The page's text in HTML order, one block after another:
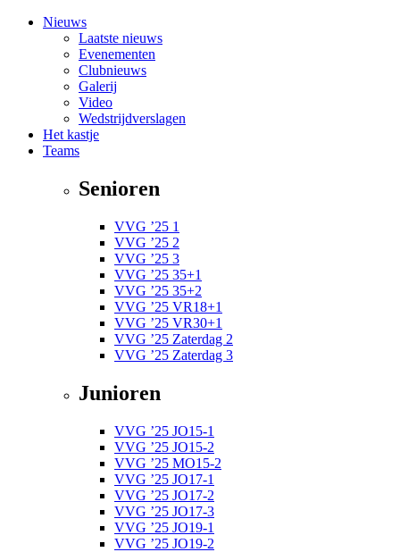
Nieuws
Laatste nieuws
Evenementen
Clubnieuws
Galerij
Video
Wedstrijdverslagen
Het kastje
Teams
Senioren
VVG ’25 1
VVG ’25 2
VVG ’25 3
VVG ’25 35+1
VVG ’25 35+2
VVG ’25 VR18+1
VVG ’25 VR30+1
VVG ’25 Zaterdag 2
VVG ’25 Zaterdag 3
Junioren
VVG ’25 JO15-1
VVG ’25 JO15-2
VVG ’25 MO15-2
VVG ’25 JO17-1
VVG ’25 JO17-2
VVG ’25 JO17-3
VVG ’25 JO19-1
VVG ’25 JO19-2